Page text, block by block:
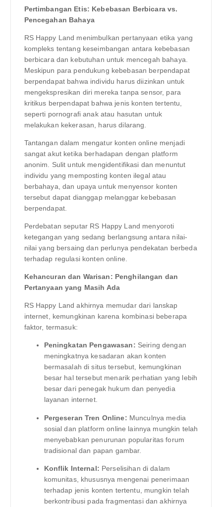
Pertimbangan Etis: Kebebasan Berbicara vs.
Pencegahan Bahaya
RS Happy Land menimbulkan pertanyaan etika yang
kompleks tentang keseimbangan antara kebebasan
berbicara dan kebutuhan untuk mencegah bahaya.
Meskipun para pendukung kebebasan berpendapat
berpendapat bahwa individu harus diizinkan untuk
mengekspresikan diri mereka tanpa sensor, para
kritikus berpendapat bahwa jenis konten tertentu,
seperti pornografi anak atau hasutan untuk
melakukan kekerasan, harus dilarang.
Tantangan dalam mengatur konten online menjadi
sangat akut ketika berhadapan dengan platform
anonim. Sulit untuk mengidentifikasi dan menuntut
individu yang memposting konten ilegal atau
berbahaya, dan upaya untuk menyensor konten
tersebut dapat dianggap melanggar kebebasan
berpendapat.
Perdebatan seputar RS Happy Land menyoroti
ketegangan yang sedang berlangsung antara nilai-
nilai yang bersaing dan perlunya pendekatan berbeda
terhadap regulasi konten online.
Kehancuran dan Warisan: Penghilangan dan
Pertanyaan yang Masih Ada
RS Happy Land akhirnya memudar dari lanskap
internet, kemungkinan karena kombinasi beberapa
faktor, termasuk:
Peningkatan Pengawasan: Seiring dengan
meningkatnya kesadaran akan konten
bermasalah di situs tersebut, kemungkinan
besar hal tersebut menarik perhatian yang lebih
besar dari penegak hukum dan penyedia
layanan internet.
Pergeseran Tren Online: Munculnya media
sosial dan platform online lainnya mungkin telah
menyebabkan penurunan popularitas forum
tradisional dan papan gambar.
Konflik Internal: Perselisihan di dalam
komunitas, khususnya mengenai penerimaan
terhadap jenis konten tertentu, mungkin telah
berkontribusi pada fragmentasi dan akhirnya